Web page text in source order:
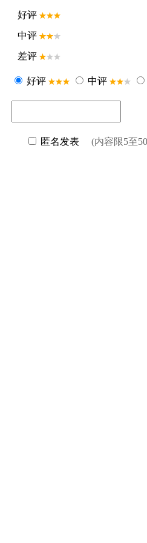
好评
中评
差评
好评 中评
匿名发表 (内容限5至